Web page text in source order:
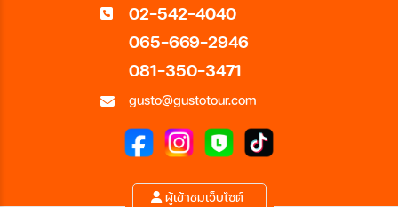
02-542-4040
065-669-2946
081-350-3471
gusto@gustotour.com
ผู้เข้าชมเว็บไซต์